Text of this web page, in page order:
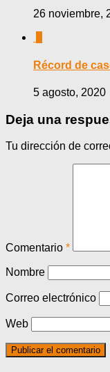
26 noviembre,
Récord de
5 agosto, 2020
Deja una
Tu dirección de
Comentario *
Nombre
Correo electrónico
Web